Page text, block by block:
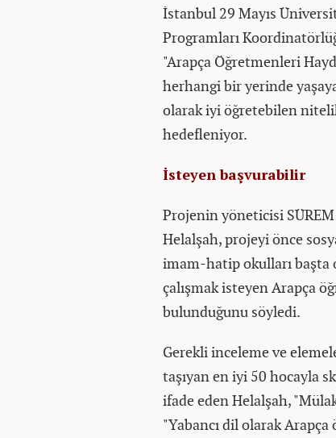
İstanbul 29 Mayıs
Programları
"Arapça Öğretmenleri
herhangi bir yerinde
olarak iyi öğretebilen
hedefleniyor.
İsteyen başvurabilir
Projenin yöneticisi
Helalşah, projeyi önce
imam-hatip okulları başta
çalışmak isteyen Arapça
bulunduğunu söyledi.
Gerekli inceleme ve
taşıyan en iyi 50 hocayla
ifade eden Helalşah,
"Yabancı dil olarak